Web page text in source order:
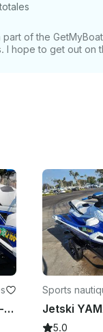
of the
I hope to get out on
2021 SeaDoo GTI 130 (haut-parleur Bluetooth)
Sports
a Del Rey
5.0